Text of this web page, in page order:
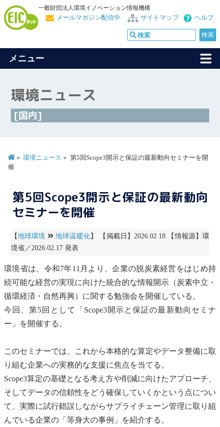
一般財団法人環境イノベーション情報機構
ヘルプ
サイトマップ
メールマガジン配信中
メニュー
環境ニュース
[国内]
環境ニュース
第5回Scope3開示と保証の最新動向セミナーを開
催
第5回Scope3開示と保証の最新動向
セミナーを開催
【地球環境 地球温暖化】 【掲載日】2026.02.18 【情報源】環
境省／2026.02.17 発表
環境省は、令和7年11月より、企業の脱炭素経営をはじめ持
続可能な経営の実現に向けた統合的な情報開示（炭素中立 ・
循環経済 ・自然再興）に関する勉強会を開催している。
今回、第5回として「Scope3開示と保証の最新動向セミナ
ー」を開催する。
このセミナーでは、これから本格的な算定やデータ整備に取
り組む企業への実務的な支援に焦点を当てる。
Scope3算定の基礎となる考え方や削減に向けたアプローチ、
そしてデータの信頼性をどう確保していくかという点につい
て、実際に試行錯誤しながらサプライチェーン管理に取り組
んでいる企業の「等身大の事例」を紹介する。